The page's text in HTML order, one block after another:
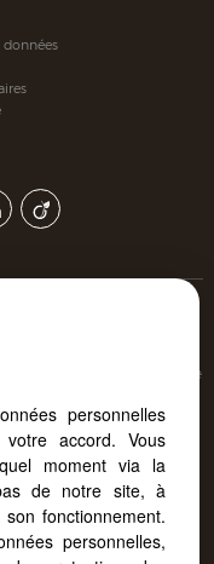
permanent, depuis
notre site s'adapte
immobilier
immobilier
personnelles
accord. Vous
moment via la
de notre site, à
fonctionnement.
personnelles,